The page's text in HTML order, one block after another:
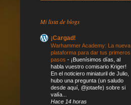
Mi lista de blogs
¡Cargad!
Warhammer Academy: La nueva
plataforma para dar tus primeros
pasos - ¡Buenísimos días, al
habla vuestro comisario Kriger!
En el noticiero miniaturil de Julio,
hubo una pregunta (un saludo
desde aquí, @jotaefe) sobre si
valía...
Hace 14 horas